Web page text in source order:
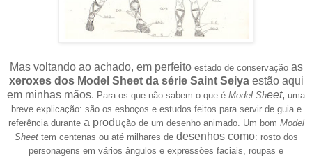
Mas voltando ao achado, em perfeito estado de conservação as
xeroxes dos Model Sheet da série Saint Seiyaestão aqui
em minhas mãos. Para os que não sabem o que é Model Sheet, uma
breve explicação: são os esboços e estudos feitos para servir de guia e
referência durante a produção de um desenho animado. Um bom Model
Sheettem centenas ou até milhares de desenhos como: rosto dos
personagens em vários ângulos e expressões faciais, roupas e